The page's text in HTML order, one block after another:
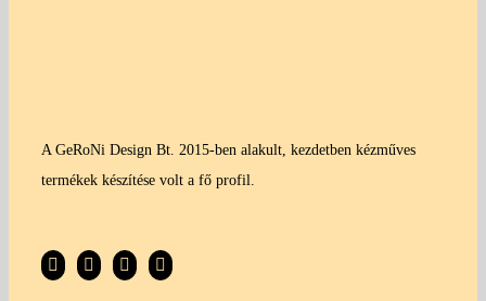
A GeRoNi Design Bt. 2015-ben alakult, kezdetben kézműves
termékek készítése volt a fő profil.